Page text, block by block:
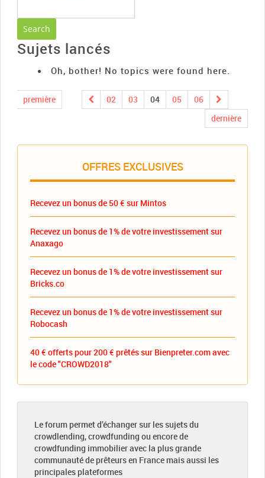
Sujets lancés
Oh, bother! No topics were found here.
première 02 03 04 05
06
dernière
OFFRES EXCLUSIVES
Recevez un bonus de 50 € sur Mintos
Recevez un bonus de 1% de votre investissement sur
Anaxago
Recevez un bonus de 1% de votre investissement sur
Bricks.co
Recevez un bonus de 1% de votre investissement sur
Robocash
40 € offerts pour 200 € prêtés sur Bienpreter.com avec
le code "CROWD2018"
Le forum permet d’échanger sur les sujets du
crowdlending, crowdfunding ou encore de
crowdfunding immobilier avec la plus grande
communauté de prêteurs en France mais aussi les
principales plateformes